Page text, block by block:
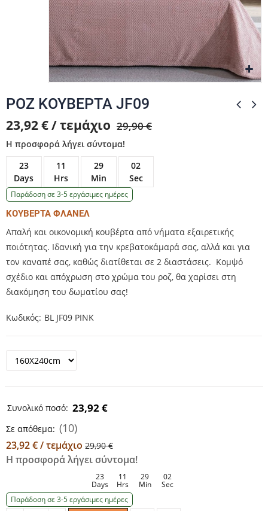
ΡΟΖ ΚΟΥΒΕΡΤΑ JF09
23,92 € / τεμάχιο 29,90 €
Η προσφορά λήγει σύντομα!
23
Days
11
Hrs
29
Min
01
Sec
Παράδοση σε 3-5 εργάσιμες ημέρες
ΚΟΥΒΕΡΤΑ ΦΛΑΝΕΛ
Απαλή και οικονομική κουβέρτα από νήματα εξαιρετικής
ποιότητας. Ιδανική για την κρεβατοκάμαρά σας, αλλά και για
τον καναπέ σας, καθώς διατίθεται σε 2 διαστάσεις. Κομψό
σχέδιο και απόχρωση στο χρώμα του ροζ, θα χαρίσει στη
διακόμηση του δωματίου σας!
Κωδικός BL JF09 PINK
Συνολικό ποσό: 23,92 €
Σε απόθεμα: (10)
23,92 € / τεμάχιο 29,90 €
Η προσφορά λήγει σύντομα!
23
Days
11
Hrs
29
Min
01
Sec
Παράδοση σε 3-5 εργάσιμες ημέρες